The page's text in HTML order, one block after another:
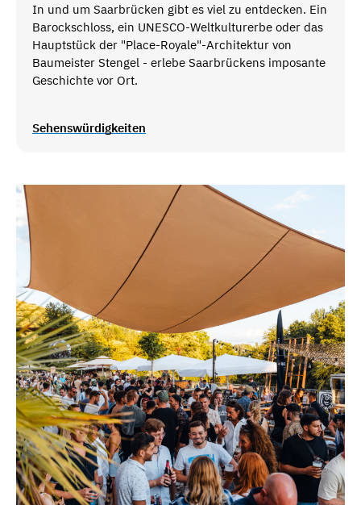
In und um Saarbrücken gibt es viel zu entdecken. Ein
Barockschloss, ein UNESCO-Weltkulturerbe oder das
Hauptstück der "Place-Royale"-Architektur von
Baumeister Stengel - erlebe Saarbrückens imposante
Geschichte vor Ort.
Sehenswürdigkeiten